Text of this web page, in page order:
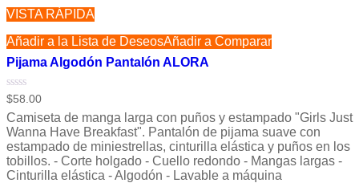
VISTA RÁPIDA
Añadir a la Lista de DeseosAñadir a Comparar
Pijama Algodón Pantalón ALORA
Valorado
0
de
5
$58.00
Camiseta de manga larga con puños y estampado "Girls Just
Wanna Have Breakfast". Pantalón de pijama suave con
estampado de miniestrellas, cinturilla elástica y puños en los
tobillos. - Corte holgado - Cuello redondo - Mangas largas -
Cinturilla elástica - Algodón - Lavable a máquina